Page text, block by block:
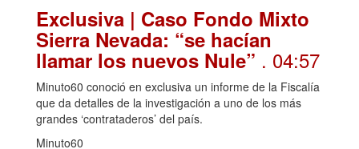
Exclusiva | Caso Fondo Mixto
Sierra Nevada: “se hacían
llamar los nuevos Nule” . 04:57
Minuto60 conoció en exclusiva un informe de la Fiscalía
que da detalles de la investigación a uno de los más
grandes ‘contrataderos’ del país.
Minuto60